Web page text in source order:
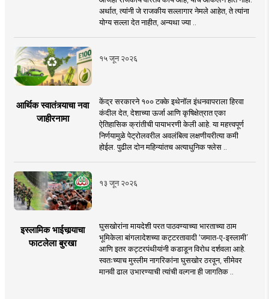
अर्थात, त्यांनी जे राजकीय सल्लागार नेमले आहेत, ते त्यांना
योग्य सल्ला देत नाहीत, अन्यथा ज्या ..
१५ जून २०२६
आर्थिक स्वातंत्र्याचा नवा
जाहीरनामा
केंद्र सरकारने १०० टक्के इथेनॉल इंधनवापराला हिरवा
कंदील देत, देशाच्या ऊर्जा आणि कृषिक्षेत्रात एका
ऐतिहासिक क्रांतीची पायाभरणी केली आहे. या महत्त्वपूर्ण
निर्णयामुळे पेट्रोलवरील अवलंबित्व लक्षणीयरीत्या कमी
होईल. पुढील दोन महिन्यांतच अत्याधुनिक फ्लेस ..
१३ जून २०२६
इस्लामिक भाईचार्‍याचा
फाटलेला बुरखा
घुसखोरांना मायदेशी परत पाठवण्याच्या भारताच्या ठाम
भूमिकेला बांगलादेशच्या कट्टरतावादी ‘जमात-ए-इस्लामी’
आणि इतर कट्टरपंथीयांनी कडाडून विरोध दर्शवला आहे.
स्वतःच्याच मुस्लीम नागरिकांना घुसखोर ठरवून, सीमेवर
मानवी ढाल उभारण्याची त्यांची वल्गना ही जागतिक ..